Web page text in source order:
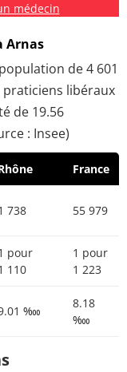
médecin
Arnas
de 4 601
libéraux
de 19.56
: Insee)
France
738 55 979
pour
110
1 pour
1 223
‱
8.18
‱